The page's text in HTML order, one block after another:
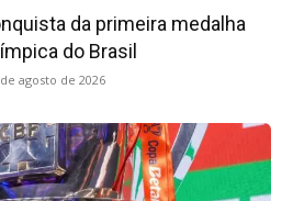
da primeira medalha
do Brasil
agosto de 2026